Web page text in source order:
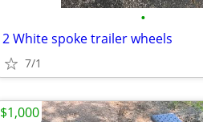
•
2 White spoke trailer wheels
7/1
$1,000